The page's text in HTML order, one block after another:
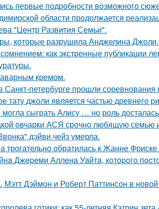
первые подробности возможного
области продолжается
"Центр Развития Семьи".
которые разрушила Анджелина Джоли.
как экстренные публикации
кремом.
петербурге прошли соревнования
тату джоли является частью древнего
сыграть Алису … но роль
овчарки АСЯ срочно любящую семью
дэйви чейз умерла.
трогательно обратилась к Жанне
Джepeми Аллeнa Уaйтa, кoтopoгo
Мэтт Дэймон и Роберт Паттинсон в